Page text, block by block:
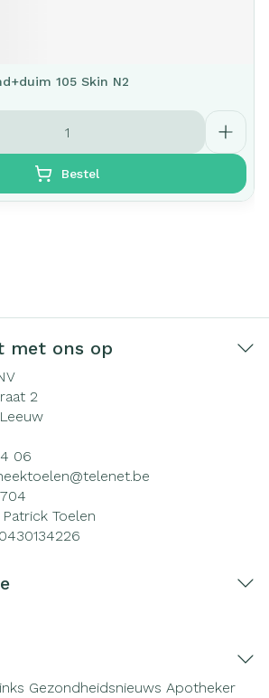
105 Skin N2
Bestel
met ons op
2
06
telenet.be
Patrick Toelen
Gezondheidsnieuws Apotheker